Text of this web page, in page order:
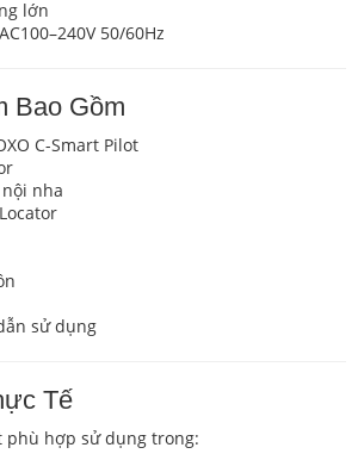
lớn
50/60Hz
Bao Gồm
C-Smart Pilot
nha
sử dụng
Tế
phù hợp sử dụng trong: